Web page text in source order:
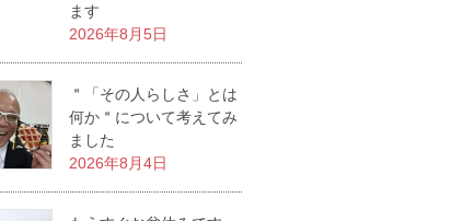
ます
2026年8月5日
＂「その人らしさ」とは
何か＂について考えてみ
ました
2026年8月4日